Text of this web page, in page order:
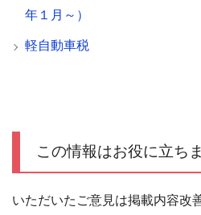
年１月～）
軽自動車税
この情報はお役に立ち
いただいたご意見は掲載内容改